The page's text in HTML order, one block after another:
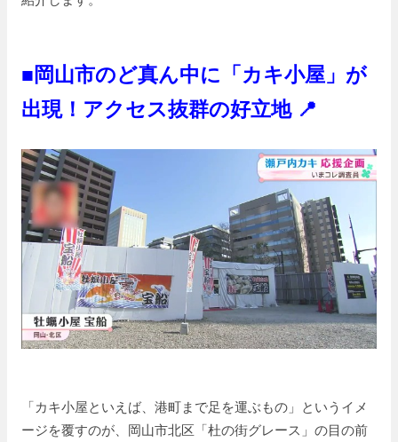
■岡山市のど真ん中に「カキ小屋」が
出現！アクセス抜群の好立地 📍
「カキ小屋といえば、港町まで足を運ぶもの」というイメ
ージを覆すのが、岡山市北区「杜の街グレース」の目の前